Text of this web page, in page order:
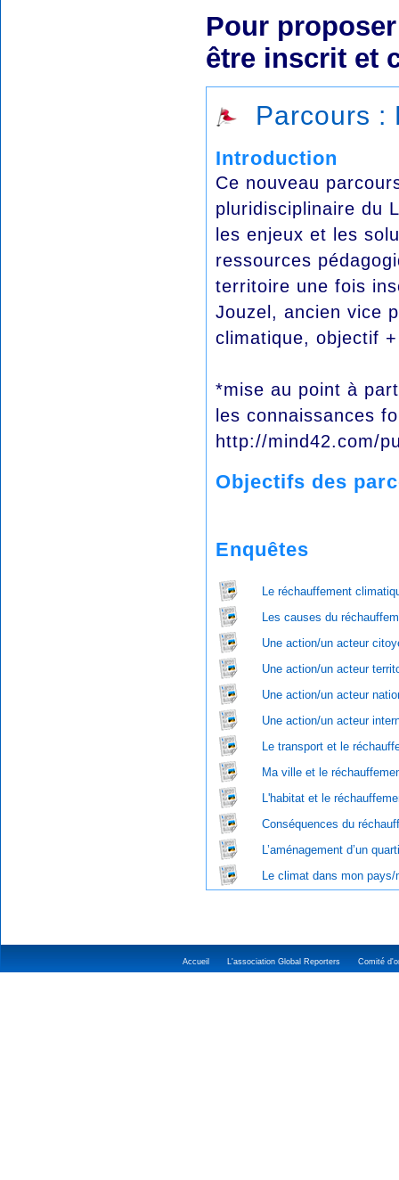
Pour
être inscrit et
Parcours :
Introduction
Ce nouveau
pluridisciplinaire du
les enjeux et les
ressources
territoire une fois
Jouzel, ancien vice
climatique, objectif
*mise au point à
les connaissances
http://mind42.com/
Objectifs des
Enquêtes
Le réchauffement
Les causes du
Une action/un acteur
Une action/un acteur
Une action/un acteur
Une action/un acteur
Le transport et le
Ma ville et le
L'habitat et le
Conséquences du
L’aménagement d’un
Le climat dans mon
Accueil L'association Global Reporters Comité